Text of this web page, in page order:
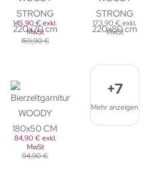
145,90 € exkl.
MwSt
159,90 €
173,90 € exkl.
MwSt
84,90 € exkl.
MwSt
94,90 €
+7
Mehr anzeigen